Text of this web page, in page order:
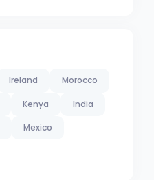
Ireland Morocco
Kenya India
Mexico